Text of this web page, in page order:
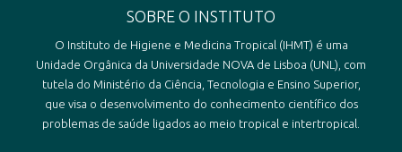
SOBRE O INSTITUTO
O Instituto de Higiene e Medicina Tropical (IHMT) é uma
Unidade Orgânica da Universidade NOVA de Lisboa (UNL), com
tutela do Ministério da Ciência, Tecnologia e Ensino Superior,
que visa o desenvolvimento do conhecimento científico dos
problemas de saúde ligados ao meio tropical e intertropical.